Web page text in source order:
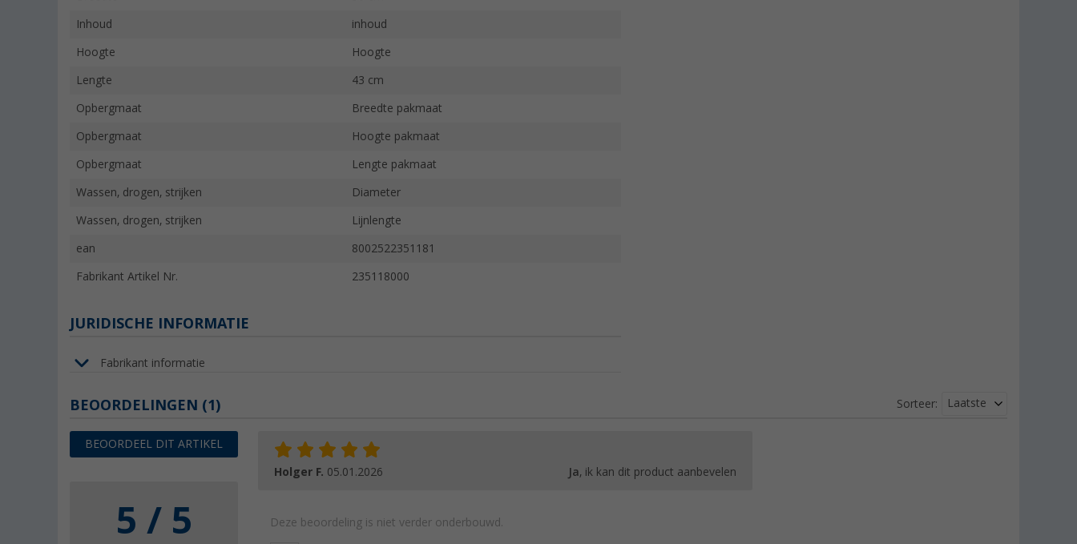
Inhoud inhoud
Hoogte Hoogte
Lengte 43 cm
Opbergmaat Breedte pakmaat
Opbergmaat Hoogte pakmaat
Opbergmaat Lengte pakmaat
Wassen, drogen, strijken Diameter
Wassen, drogen, strijken Lijnlengte
ean 8002522351181
Fabrikant Artikel Nr. 235118000
JURIDISCHE INFORMATIE
Fabrikant informatie
BEOORDELINGEN (1)
BEOORDEEL DIT ARTIKEL
5 / 5
Sorteer: Laatste
Holger F. 05.01.2026 Ja, ik kan dit product aanbevelen
Deze beoordeling is niet verder onderbouwd.